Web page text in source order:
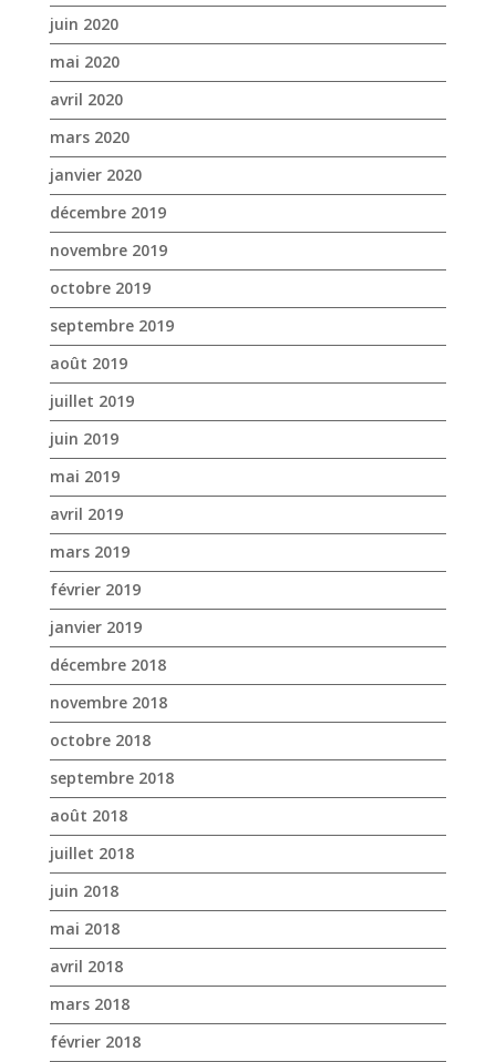
décembre 2019
novembre 2019
octobre 2019
septembre 2019
août 2019
juillet 2019
juin 2019
mai 2019
avril 2019
mars 2019
février 2019
janvier 2019
décembre 2018
novembre 2018
octobre 2018
septembre 2018
août 2018
juillet 2018
juin 2018
mai 2018
avril 2018
mars 2018
février 2018
janvier 2018
décembre 2017
novembre 2017
octobre 2017
avril 2017